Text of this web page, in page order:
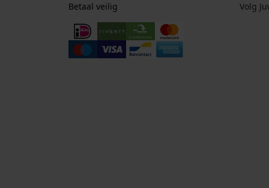
Betaal veilig Volg